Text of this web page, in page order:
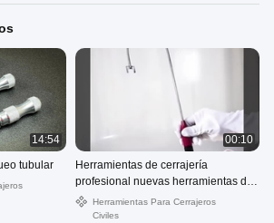
14:54
tubular
00:10
Herramientas de cerrajería
profesional nuevas herramientas de
apertura rápida Herramientas de
cerrajería herramientas en forma de
Herramientas Para Cerrajeros
Civiles